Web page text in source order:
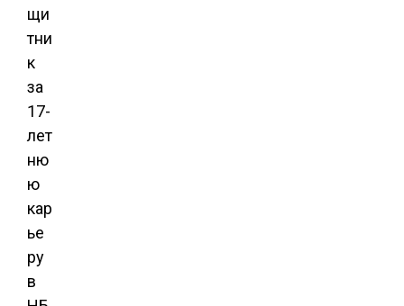
щи
тни
к
за
17-
лет
ню
ю
кар
ье
ру
в